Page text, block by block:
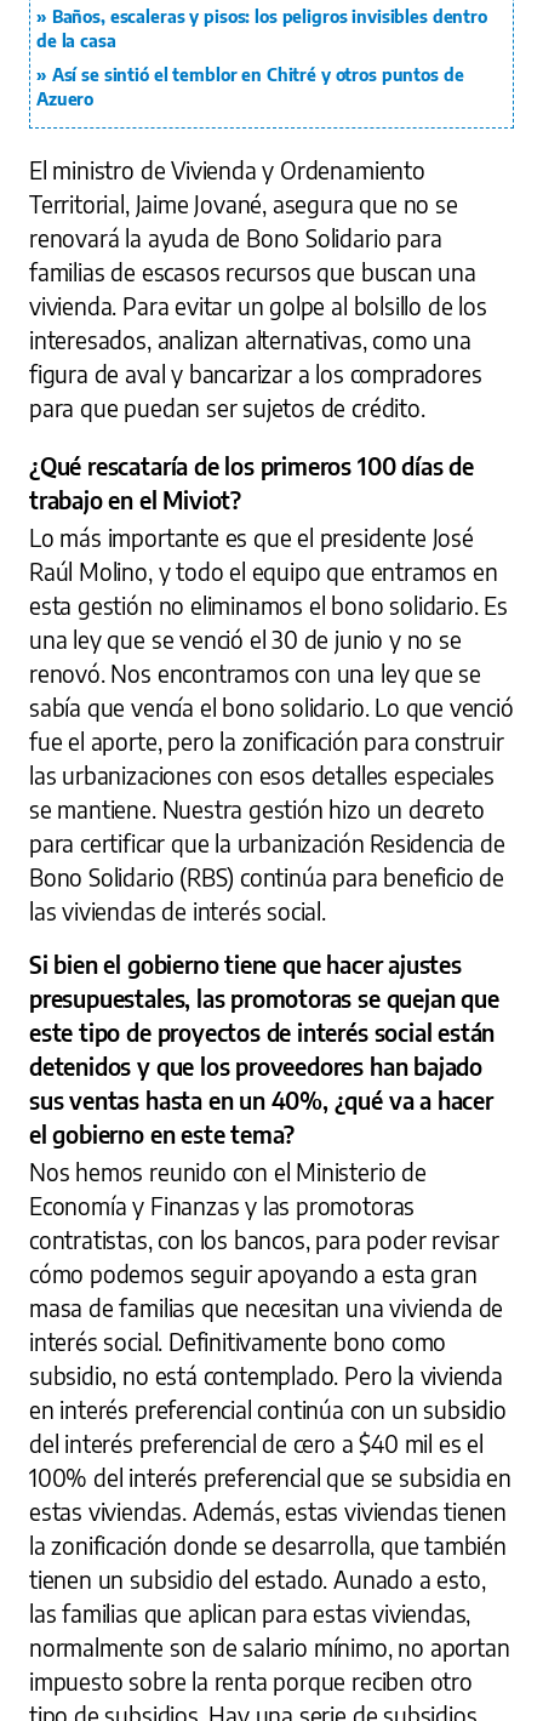
Baños, escaleras y pisos: los peligros invisibles dentro
de la casa
Así se sintió el temblor en Chitré y otros puntos de
Azuero
El ministro de Vivienda y Ordenamiento
Territorial, Jaime Jované, asegura que no se
renovará la ayuda de Bono Solidario para
familias de escasos recursos que buscan una
vivienda. Para evitar un golpe al bolsillo de los
interesados, analizan alternativas, como una
figura de aval y bancarizar a los compradores
para que puedan ser sujetos de crédito.
¿Qué rescataría de los primeros 100 días de
trabajo en el Miviot?
Lo más importante es que el presidente José
Raúl Molino, y todo el equipo que entramos en
esta gestión no eliminamos el bono solidario. Es
una ley que se venció el 30 de junio y no se
renovó. Nos encontramos con una ley que se
sabía que vencía el bono solidario. Lo que venció
fue el aporte, pero la zonificación para construir
las urbanizaciones con esos detalles especiales
se mantiene. Nuestra gestión hizo un decreto
para certificar que la urbanización Residencia de
Bono Solidario (RBS) continúa para beneficio de
las viviendas de interés social.
Si bien el gobierno tiene que hacer ajustes
presupuestales, las promotoras se quejan que
este tipo de proyectos de interés social están
detenidos y que los proveedores han bajado
sus ventas hasta en un 40%, ¿qué va a hacer
el gobierno en este tema?
Nos hemos reunido con el Ministerio de
Economía y Finanzas y las promotoras
contratistas, con los bancos, para poder revisar
cómo podemos seguir apoyando a esta gran
masa de familias que necesitan una vivienda de
interés social. Definitivamente bono como
subsidio, no está contemplado. Pero la vivienda
en interés preferencial continúa con un subsidio
del interés preferencial de cero a $40 mil es el
100% del interés preferencial que se subsidia en
estas viviendas. Además, estas viviendas tienen
la zonificación donde se desarrolla, que también
tienen un subsidio del estado. Aunado a esto,
las familias que aplican para estas viviendas,
normalmente son de salario mínimo, no aportan
impuesto sobre la renta porque reciben otro
tipo de subsidios. Hay una serie de subsidios